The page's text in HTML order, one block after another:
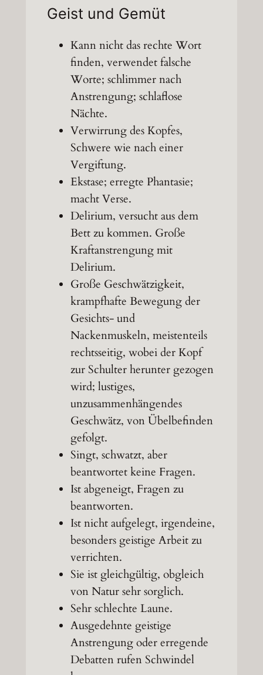
Geist und Gemüt
Kann nicht das rechte Wort
finden, verwendet falsche
Worte; schlimmer nach
Anstrengung; schlaflose
Nächte.
Verwirrung des Kopfes,
Schwere wie nach einer
Vergiftung.
Ekstase; erregte Phantasie;
macht Verse.
Delirium, versucht aus dem
Bett zu kommen. Große
Kraftanstrengung mit
Delirium.
Große Geschwätzigkeit,
krampfhafte Bewegung der
Gesichts- und
Nackenmuskeln, meistenteils
rechtsseitig, wobei der Kopf
zur Schulter herunter gezogen
wird; lustiges,
unzusammenhängendes
Geschwätz, von Übelbefinden
gefolgt.
Singt, schwatzt, aber
beantwortet keine Fragen.
Ist abgeneigt, Fragen zu
beantworten.
Ist nicht aufgelegt, irgendeine,
besonders geistige Arbeit zu
verrichten.
Sie ist gleichgültig, obgleich
von Natur sehr sorglich.
Sehr schlechte Laune.
Ausgedehnte geistige
Anstrengung oder erregende
Debatten rufen Schwindel